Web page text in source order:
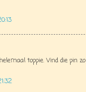
toppie. Vind die pin zo